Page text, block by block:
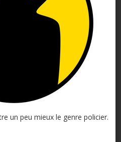
un peu mieux le genre policier.